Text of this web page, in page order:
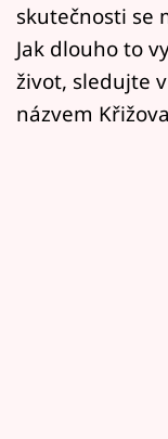
Přihlášení
Sledujte nás
skutečnosti se
Jak dlouho to
život, sledujte
názvem